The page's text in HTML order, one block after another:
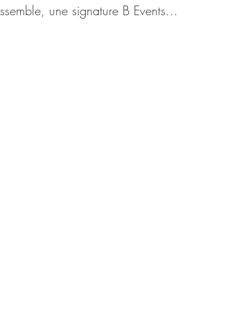
une signature B Events...